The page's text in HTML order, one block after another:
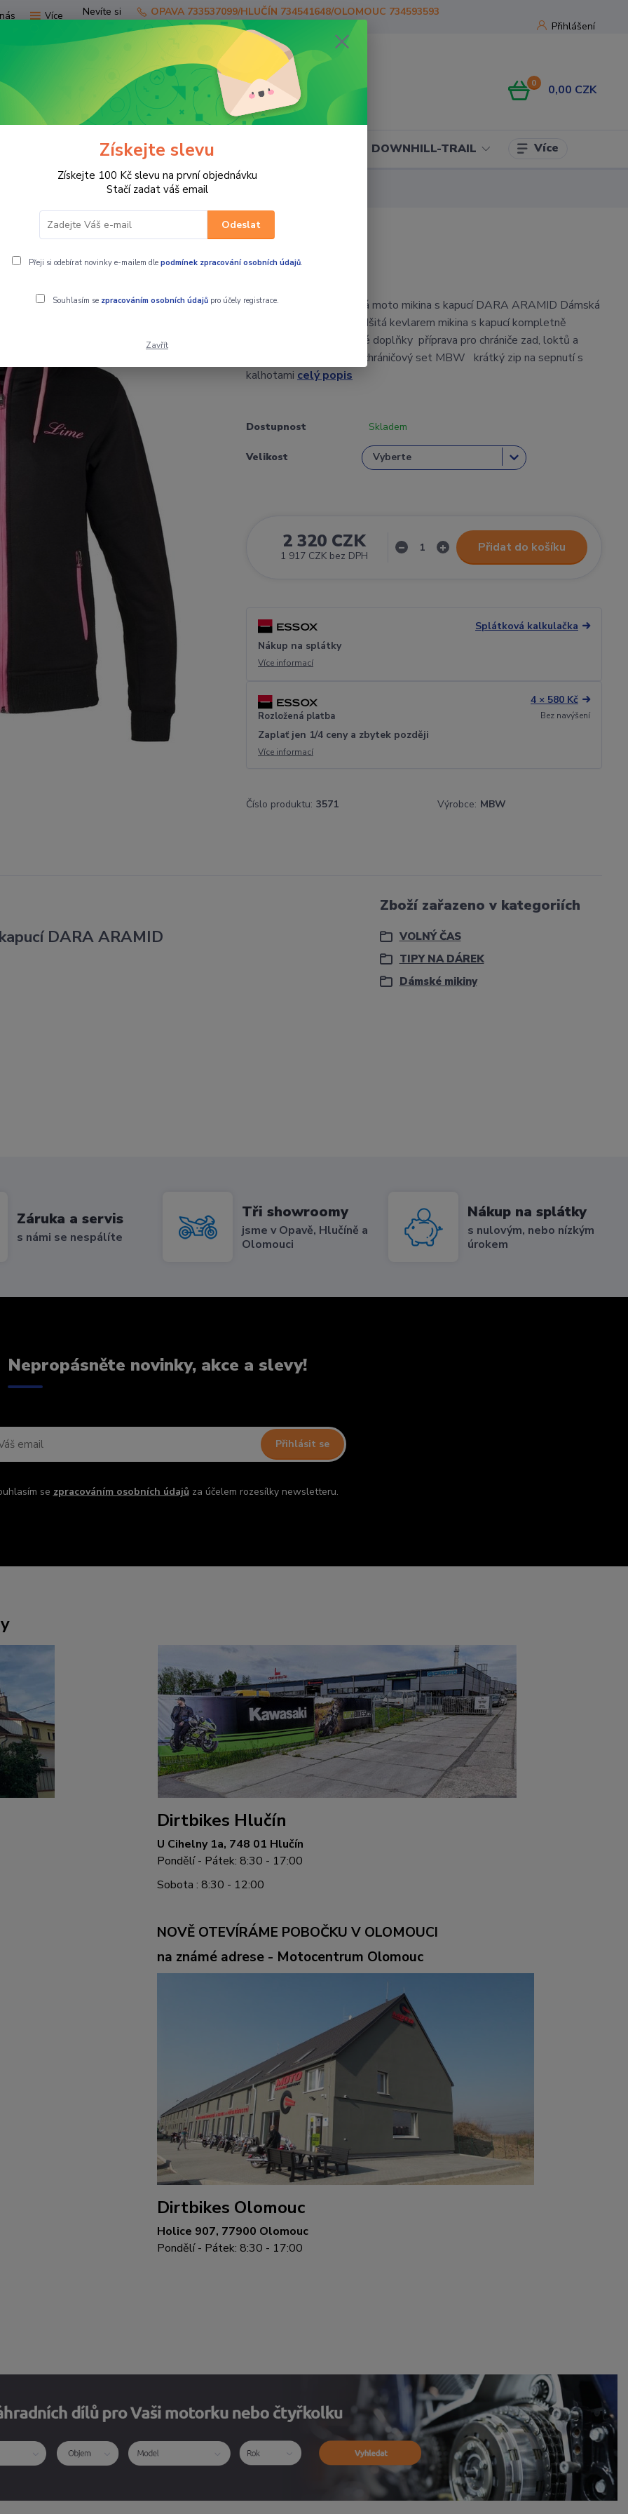
Více
Přihlášení
Hledat
Nevíte si
rady?
Zavolejte.
OPAVA 733537099/HLUČÍN 734541648/OLOMOUC 734593593
0 0,00 CZK
SKÚTRY PRO JEZDCE DOWNHILL-TRAIL Více
mikina s kapucí DARA ARAMID
s kapucí DARA ARAMID
MBW Dámská kevlarová moto mikina s kapucí DARA ARAMID Dámská
moto mikina s kapucí podšitá kevlarem mikina s kapucí kompletně
podšitá kevlarem růžové doplňky příprava pro chrániče zad, loktů a
ramen možno dokoupit chráničový set MBW krátký zip na sepnutí s
kalhotami celý popis
Dostupnost Skladem
Velikost
2 320 CZK
1 917 CZK bez DPH
Přidat do košíku
Splátková kalkulačka
Nákup na splátky
Více informací
Rozložená platba
4 × 580 Kč
Bez navýšení
Zaplať jen 1/4 ceny a zbytek později
Více informací
Číslo produktu: 3571 Výrobce: MBW
DARA ARAMID
Zboží zařazeno v kategoriích
VOLNÝ ČAS
TIPY NA DÁREK
Dámské mikiny
Záruka a servis
s námi se nespálíte
Tři showroomy
jsme v Opavě, Hlučíně a
Olomouci
Nákup na splátky
s nulovým, nebo nízkým
úrokem
Nepropásněte novinky, akce a slevy!
Přihlásit se
se zpracováním osobních údajůza účelem rozesílky newsletteru.
Dirtbikes Hlučín
U Cihelny 1a, 748 01 Hlučín
Pondělí - Pátek: 8:30 - 17:00
Sobota : 8:30 - 12:00
NOVĚ OTEVÍRÁME POBOČKU V OLOMOUCI
na známé adrese - Motocentrum Olomouc
Dirtbikes Olomouc
Holice 907, 77900 Olomouc
Pondělí - Pátek: 8:30 - 17:00
Získejte slevu
Získejte 100 Kč slevu na první objednávku
Stačí zadat váš email
Odeslat
Přeji si odebírat novinky e-mailem dle podmínek zpracování osobních údajů.
Souhlasím se zpracováním osobních údajůpro účely registrace.
Zavřít